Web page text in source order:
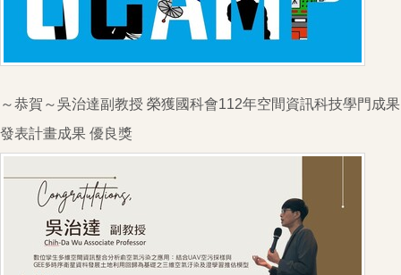
～恭賀～吳治達副教授 榮獲國科會112年空間資訊科技學門成果
發表計畫成果 優良獎